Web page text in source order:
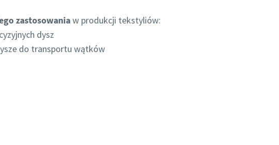
zastosowaniaw produkcji tekstyliów:
dysz
do transportu wątków